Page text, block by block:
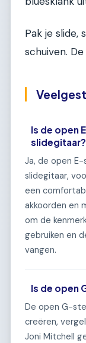
Pak je slide,
schuiven.
Is de open
slidegitaar?
Ja, de open
slidegitaar,
een
akkoorden en
om de
gebruiken en
vangen.
Is de open
De open G-
creëren,
Joni Mitchell